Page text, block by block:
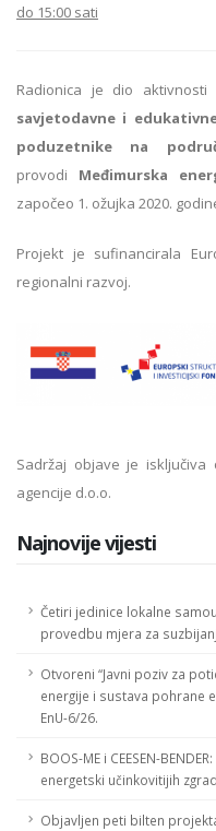
do 15:00 sati
Radionica je dio
savjetodavne i
poduzetnike na
provodi Međimurska
započeo 1. ožujka 2020.
Projekt je sufinancirala
regionalni razvoj.
Sadržaj objave je isključiva
agencije d.o.o.
Najnovije vijesti
Četiri jedinice lokalne
provedbu mjera za
Otvoreni “Javni poziv za
energije i sustava pohrane
EnU-6/26.
BOOS-ME i CEESEN-
energetski učinkovitijih
Objavljen peti bilten